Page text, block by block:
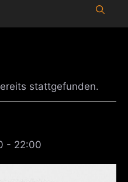
stattgefunden.
- 22:00